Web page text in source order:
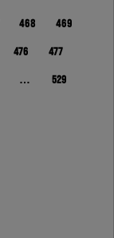
468 469
476 477
… 529